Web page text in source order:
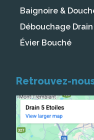
Baignoire &
Débouchage
Évier Bouché
Retrouvez-